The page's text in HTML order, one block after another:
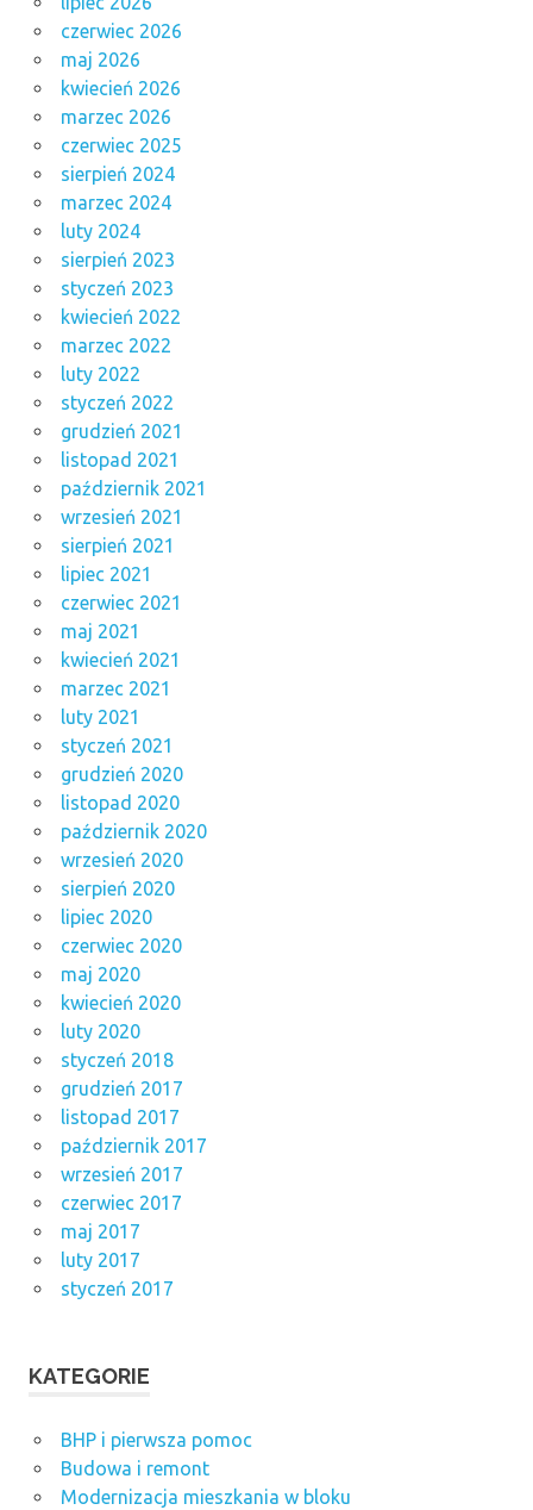
czerwiec 2026
maj 2026
kwiecień 2026
marzec 2026
czerwiec 2025
sierpień 2024
marzec 2024
luty 2024
sierpień 2023
styczeń 2023
kwiecień 2022
marzec 2022
luty 2022
styczeń 2022
grudzień 2021
listopad 2021
październik 2021
wrzesień 2021
sierpień 2021
lipiec 2021
czerwiec 2021
maj 2021
kwiecień 2021
marzec 2021
luty 2021
styczeń 2021
grudzień 2020
listopad 2020
październik 2020
wrzesień 2020
sierpień 2020
lipiec 2020
czerwiec 2020
maj 2020
kwiecień 2020
luty 2020
styczeń 2018
grudzień 2017
listopad 2017
październik 2017
wrzesień 2017
czerwiec 2017
maj 2017
luty 2017
styczeń 2017
KATEGORIE
BHP i pierwsza pomoc
Budowa i remont
Modernizacja mieszkania w bloku